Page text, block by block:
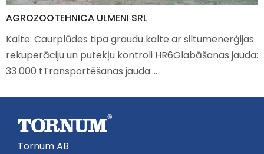
AGROZOOTEHNICA ULMENI SRL
Kalte: Caurplūdes tipa graudu kalte ar siltumenerģijas
rekuperāciju un putekļu kontroli HR6Glabāšanas jauda:
33 000 tTransportēšanas jauda:…
Tornum AB